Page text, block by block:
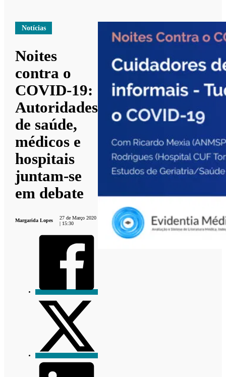
Notícias
Noites
contra o
COVID-19:
Autoridades
de saúde,
médicos e
hospitais
juntam-se
em debate
Margarida Lopes
27 de Março 2020
| 15:30